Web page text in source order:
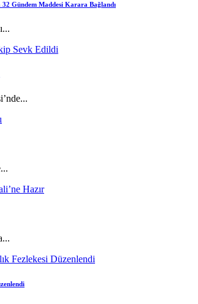
32 Gündem Maddesi Karara Bağlandı